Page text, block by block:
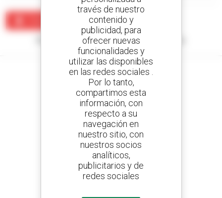
Ningún resultado corresponde con su búsqueda.
Cree sus alertas
y reciba anuncios de equipos de ocasión
800 concesionarios
Manitou por todo el mundo
través de nuestro
contenido y
publicidad, para
ofrecer nuevas
funcionalidades y
utilizar las disponibles
en las redes sociales .
Por lo tanto,
compartimos esta
información, con
respecto a su
navegación en
nuestro sitio, con
nuestros socios
analíticos,
publicitarios y de
redes sociales